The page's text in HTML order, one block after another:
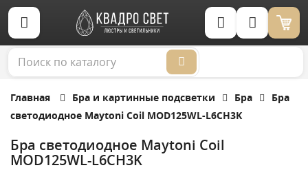
Корзина (0)
Главная Бра и картинные подсветки Бра
Бра
светодиодное Maytoni Coil MOD125WL-L6CH3K
Бра светодиодное Maytoni Coil
MOD125WL-L6CH3K